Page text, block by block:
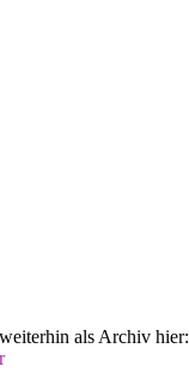
als Archiv hier: